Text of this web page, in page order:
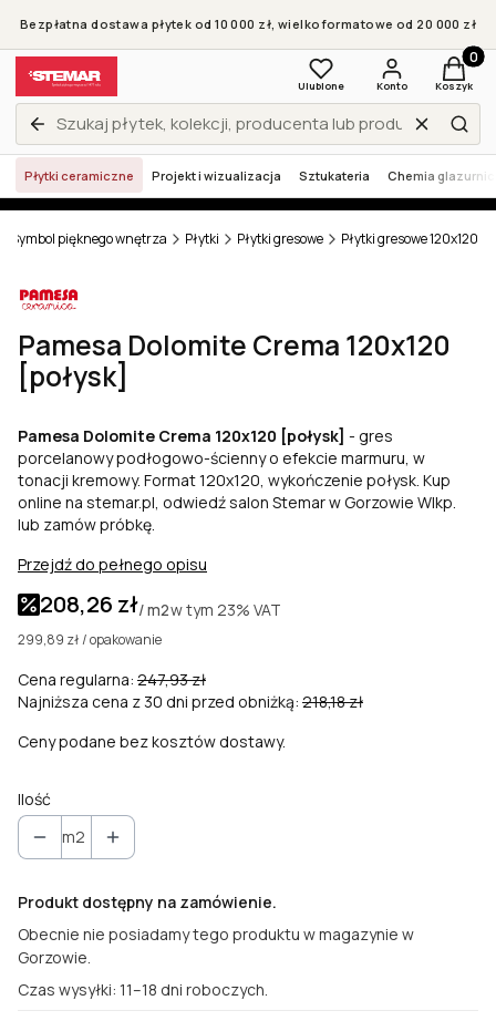
Bezpłatna dostawa płytek od 10 000 zł, wielkoformatowe od 20 000 zł
Zamknij wyszukiwarkę
Wyczyść
Ulubione Konto Koszyk
Płytki ceramiczne Projekt i wizualizacja Sztukateria Chemia
- Symbol pięknego wnętrza Płytki Płytki gresowe Płytki gresowe 120x120
Pamesa Dolomite Crema 120x120
[połysk]
Pamesa Dolomite Crema 120x120 [połysk] - gres
porcelanowy podłogowo-ścienny o efekcie marmuru, w
tonacji kremowy. Format 120x120, wykończenie połysk. Kup
online na stemar.pl, odwiedź salon Stemar w Gorzowie Wlkp.
lub zamów próbkę.
Przejdź do pełnego opisu
208,26 zł/ m2w tym 23% VAT
299,89 zł / opakowanie
Cena regularna: 247,93 zł
Najniższa cena z 30 dni przed obniżką: 218,18 zł
Ceny podane bez kosztów dostawy.
Ilość
m2
Produkt dostępny na zamówienie.
Obecnie nie posiadamy tego produktu w magazynie w
Gorzowie.
Czas wysyłki: 11–18 dni roboczych.